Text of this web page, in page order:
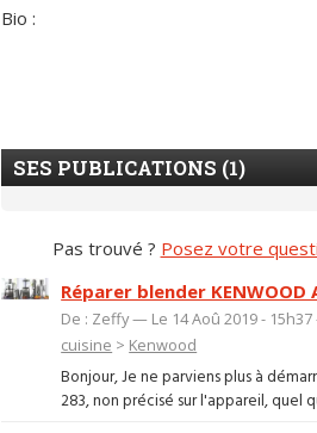
Bio :
SES PUBLICATIONS (1)
Pas trouvé ? Posez votre
Réparer blender KENWOOD
De : Zeffy — Le 14 Aoû 2019 -
cuisine > Kenwood
Bonjour, Je ne parviens plus à
283, non précisé sur l'appareil, quel